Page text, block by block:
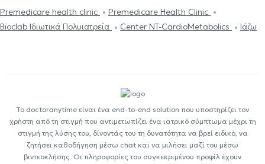
Premedicare health clinic
Premedicare Health Clinic
Bioclab Ιδιωτικά Πολυιατρεία
Center NT-CardioMetabolics Ιάζω
Το doctoranytime είναι ένα end-to-end solution που υποστηρίζει τον
χρήστη από τη στιγμή που αντιμετωπίζει ένα ιατρικό σύμπτωμα μέχρι τη
στιγμή της λύσης του, δίνοντάς του τη δυνατότητα να βρεί ειδικό, να
ζητήσει καθοδήγηση μέσω chat και να μιλήσει μαζί του μέσω
βιντεοκλήσης. Οι πληροφορίες του συγκεκριμένου προφίλ έχουν